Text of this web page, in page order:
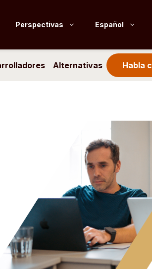
Perspectivas Español
Alternativas Habla